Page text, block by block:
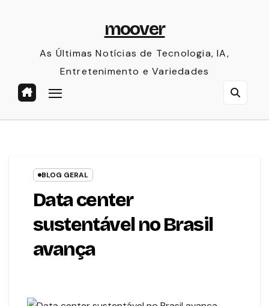
moover
As Últimas Notícias de Tecnologia, IA,
Entretenimento e Variedades
BLOG GERAL
Data center
sustentável no Brasil
avança